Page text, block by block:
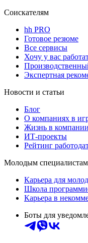
Соискателям
hh PRO
Готовое резюме
Все сервисы
Хочу у вас
Экспертная
Новости и статьи
Блог
О компаниях в
Жизнь в компании
ИТ-проекты
Рейтинг
Молодым специалистам
Карьера для
Школа
Карьера в
Боты для